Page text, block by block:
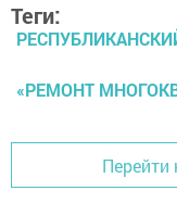
Теги:
«РЕМОНТ
Перейти